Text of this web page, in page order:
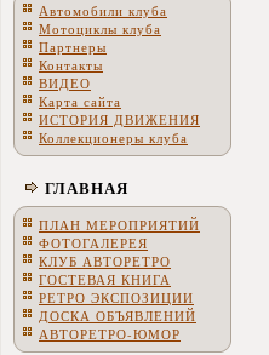
Автомобили клуба
Мотоциклы клуба
Партнеры
Контакты
ВИДЕО
Карта сайта
ИСТОРИЯ ДВИЖЕНИЯ
Коллекционеры клуба
ГЛАВНАЯ
ПЛАН МЕРОПРИЯТИЙ
ФОТОГАЛЕРЕЯ
КЛУБ АВТОРЕТРО
ГОСТЕВАЯ КНИГА
РЕТРО ЭКСПОЗИЦИИ
ДОСКА ОБЪЯВЛЕНИЙ
АВТОРЕТРО-ЮМОР